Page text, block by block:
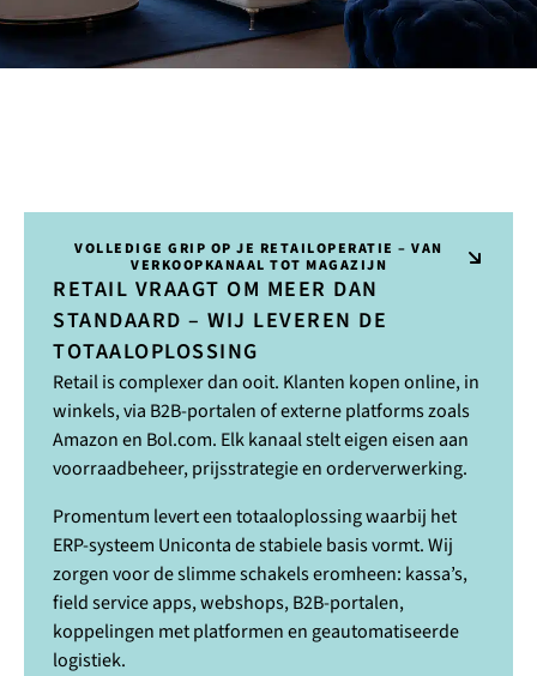
VOLLEDIGE GRIP OP JE RETAILOPERATIE – VAN
VERKOOPKANAAL TOT MAGAZIJN
RETAIL VRAAGT OM MEER DAN
STANDAARD – WIJ LEVEREN DE
TOTAALOPLOSSING
Retail is complexer dan ooit. Klanten kopen online, in
winkels, via B2B-portalen of externe platforms zoals
Amazon en Bol.com. Elk kanaal stelt eigen eisen aan
voorraadbeheer, prijsstrategie en orderverwerking.
Promentum levert een totaaloplossing waarbij het
ERP-systeem Uniconta de stabiele basis vormt. Wij
zorgen voor de slimme schakels eromheen: kassa’s,
field service apps, webshops, B2B-portalen,
koppelingen met platformen en geautomatiseerde
logistiek.